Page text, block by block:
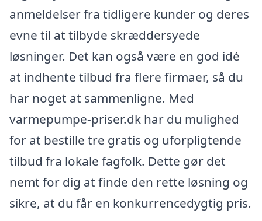
anmeldelser fra tidligere kunder og deres
evne til at tilbyde skræddersyede
løsninger. Det kan også være en god idé
at indhente tilbud fra flere firmaer, så du
har noget at sammenligne. Med
varmepumpe-priser.dk har du mulighed
for at bestille tre gratis og uforpligtende
tilbud fra lokale fagfolk. Dette gør det
nemt for dig at finde den rette løsning og
sikre, at du får en konkurrencedygtig pris.